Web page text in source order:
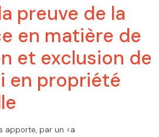
preuve de la
en matière de
et exclusion de
en propriété
apporte, par un <a